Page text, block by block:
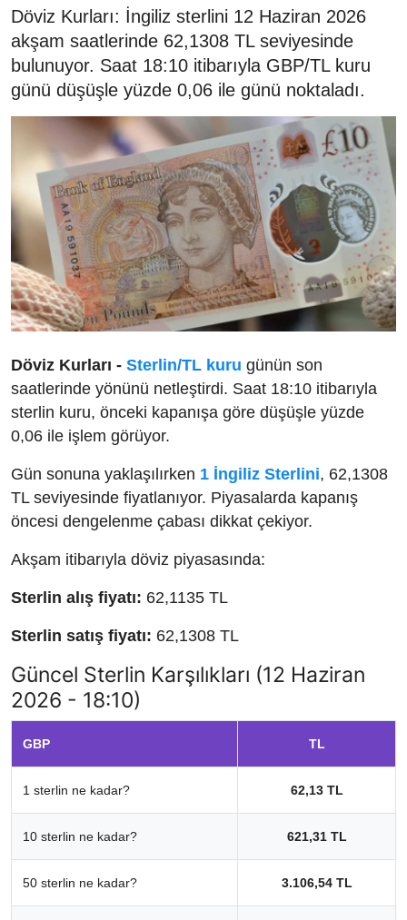
Döviz Kurları: İngiliz sterlini 12 Haziran 2026
akşam saatlerinde 62,1308 TL seviyesinde
bulunuyor. Saat 18:10 itibarıyla GBP/TL kuru
günü düşüşle yüzde 0,06 ile günü noktaladı.
Döviz Kurları - Sterlin/TL kuru günün son
saatlerinde yönünü netleştirdi. Saat 18:10 itibarıyla
sterlin kuru, önceki kapanışa göre düşüşle yüzde
0,06 ile işlem görüyor.
Gün sonuna yaklaşılırken 1 İngiliz Sterlini, 62,1308
TL seviyesinde fiyatlanıyor. Piyasalarda kapanış
öncesi dengelenme çabası dikkat çekiyor.
Akşam itibarıyla döviz piyasasında:
Sterlin alış fiyatı: 62,1135 TL
Sterlin satış fiyatı: 62,1308 TL
Güncel Sterlin Karşılıkları (12 Haziran
2026 - 18:10)
GBP TL
1 sterlin ne kadar? 62,13 TL
10 sterlin ne kadar? 621,31 TL
50 sterlin ne kadar? 3.106,54 TL